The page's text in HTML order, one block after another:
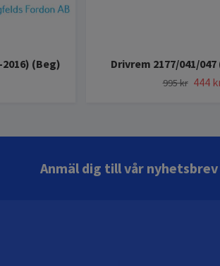
(Beg) Drivrem 2177/041/
995 kr 444
Anmäl dig till vår nyhetsbrev